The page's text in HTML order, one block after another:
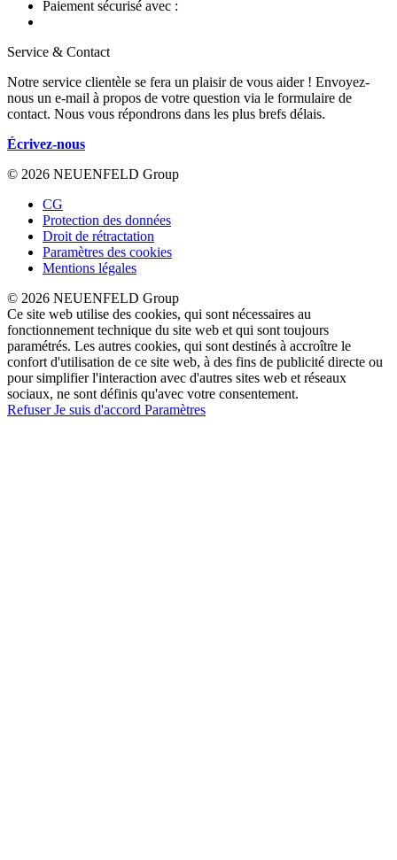
Paiement sécurisé avec :
Service & Contact
Notre service clientèle se fera un plaisir de vous aider ! Envoyez-
nous un e-mail à propos de votre question via le formulaire de
contact. Nous vous répondrons dans les plus brefs délais.
Écrivez-nous
© 2026 NEUENFELD Group
CG
Protection des données
Droit de rétractation
Paramètres des cookies
Mentions légales
© 2026 NEUENFELD Group
Ce site web utilise des cookies, qui sont nécessaires au
fonctionnement technique du site web et qui sont toujours
paramétrés. Les autres cookies, qui sont destinés à accroître le
confort d'utilisation de ce site web, à des fins de publicité directe ou
pour simplifier l'interaction avec d'autres sites web et réseaux
sociaux, ne sont définis qu'avec votre consentement.
RefuserJe suis d'accord Paramètres